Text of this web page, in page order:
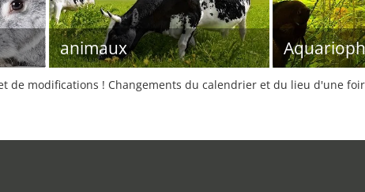
animaux
de modifications ! Changements du calendrier et du lieu d'une